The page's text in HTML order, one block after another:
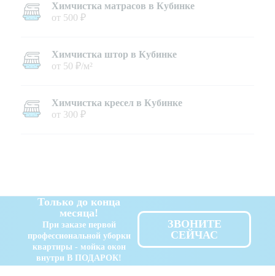
Химчистка матрасов в Кубинке
от 500 ₽
Химчистка штор в Кубинке
от 50 ₽/м²
Химчистка кресел в Кубинке
от 300 ₽
Только до конца
месяца!
При заказе первой
профессиональной уборки
квартиры - мойка окон
внутри В ПОДАРОК!
ЗВОНИТЕ
СЕЙЧАС